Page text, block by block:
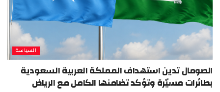
السياسة
الصومال تدين استهداف المملكة العربية السعودية
بطائرات مسيّرة وتؤكد تضامنها الكامل مع الرياض